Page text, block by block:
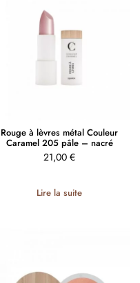
Rouge à lèvres métal Couleur
Caramel 205 pâle – nacré
21,00 €
Lire la suite